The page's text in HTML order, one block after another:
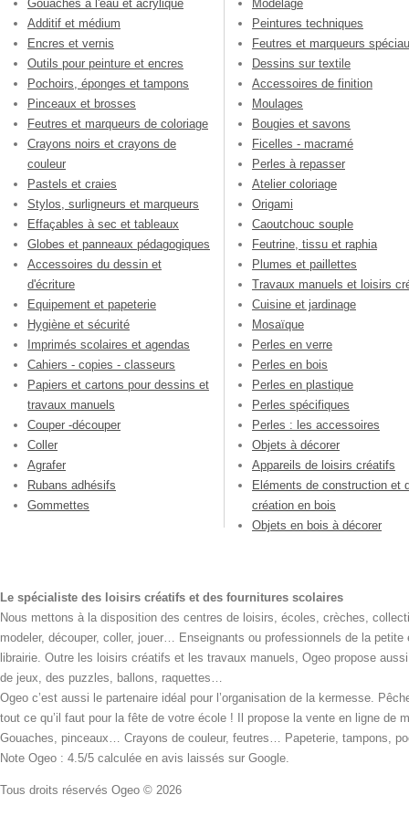
Gouaches à l'eau et acrylique
Additif et médium
Encres et vernis
Outils pour peinture et encres
Pochoirs, éponges et tampons
Pinceaux et brosses
Feutres et marqueurs de coloriage
Crayons noirs et crayons de
couleur
Pastels et craies
Stylos, surligneurs et marqueurs
Effaçables à sec et tableaux
Globes et panneaux pédagogiques
Accessoires du dessin et
d'écriture
Equipement et papeterie
Hygiène et sécurité
Imprimés scolaires et agendas
Cahiers - copies - classeurs
Papiers et cartons pour dessins et
travaux manuels
Couper -découper
Coller
Agrafer
Rubans adhésifs
Gommettes
Modelage
Peintures techniques
Feutres et marqueurs
Dessins sur textile
Accessoires de finition
Moulages
Bougies et savons
Ficelles - macramé
Perles à repasser
Atelier coloriage
Origami
Caoutchouc souple
Feutrine, tissu et raphia
Plumes et paillettes
Travaux manuels et loisirs
Cuisine et jardinage
Mosaïque
Perles en verre
Perles en bois
Perles en plastique
Perles spécifiques
Perles : les accessoires
Objets à décorer
Appareils de loisirs créatifs
Eléments de construction et
création en bois
Objets en bois à décorer
Le spécialiste des loisirs créatifs et des fournitures scolaires
Nous mettons à la disposition des centres de loisirs, écoles, crèches,
modeler, découper, coller, jouer… Enseignants ou professionnels de la
librairie. Outre les loisirs créatifs et les travaux manuels, Ogeo propose
de jeux, des puzzles, ballons, raquettes…
Ogeo c’est aussi le partenaire idéal pour l’organisation de la kermesse.
tout ce qu’il faut pour la fête de votre école ! Il propose la vente en ligne
Gouaches, pinceaux… Crayons de couleur, feutres… Papeterie, tampons,
Note Ogeo : 4.5/5 calculée en avis laissés sur Google.
Tous droits réservés Ogeo © 2026